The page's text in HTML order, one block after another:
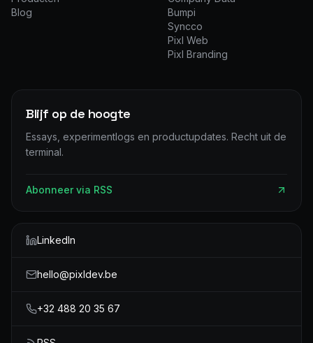
Blog
Bumpi
Syncco
Pixl Web
Pixl Branding
Blijf op de hoogte
Essays, experimentlogs en productupdates. Recht uit de
terminal.
Abonneer via RSS
LinkedIn
hello@pixldev.be
+32 488 20 35 67